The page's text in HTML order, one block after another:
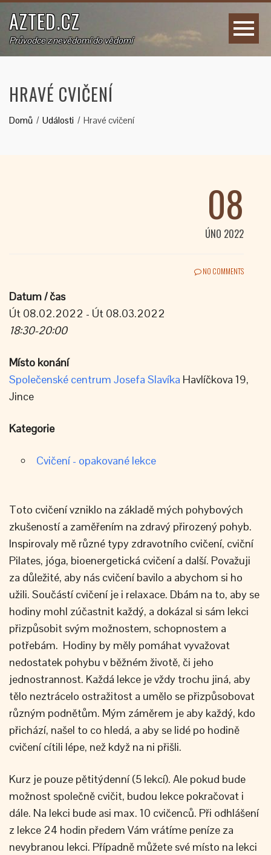
AZTED.CZ
Průvodce z nevědomí do vědomí
HRAVÉ CVIČENÍ
Domů Události Hravé cvičení
08
ÚNO 2022
NO COMMENTS
Datum / čas
Út 08.02.2022 - Út 08.03.2022
18:30-20:00
Místo konání
Společenské centrum Josefa Slavíka Havlíčkova 19,
Jince
Kategorie
Cvičení - opakované lekce
Toto cvičení vzniklo na základě mých pohybových
zkušeností a zaměřením na zdravý přirozený pohyb.
Inspirovaly mě různé typy zdravotního cvičení, cviční
Pilates, jóga, bioenergetická cvičení a další. Považuji
za důležité, aby nás cvičení bavilo a abychom si ho
užili. Součástí cvičení je i relaxace. Dbám na to, aby se
hodiny mohl zúčastnit každý, a dokázal si sám lekci
přizpůsobit svým možnostem, schopnostem a
potřebám. Hodiny by měly pomáhat vyvažovat
nedostatek pohybu v běžném životě, či jeho
jednostrannost. Každá lekce je vždy trochu jiná, aby
tělo neztrácelo ostražitost a umělo se přizpůsobovat
různým podnětům. Mým záměrem je aby každý, kdo
přichází, našel to co hledá, a aby se lidé po hodině
cvičení cítili lépe, než když na ni přišli.
Kurz je pouze pětitýdenní (5 lekcí). Ale pokud bude
možnost společně cvičit, budou lekce pokračovat i
dále. Na lekci bude asi max. 10 cvičenců. Při odhlášení
z lekce 24 hodin předem Vám vrátíme peníze za
nevybranou lekci. Případně můžete své místo na lekci